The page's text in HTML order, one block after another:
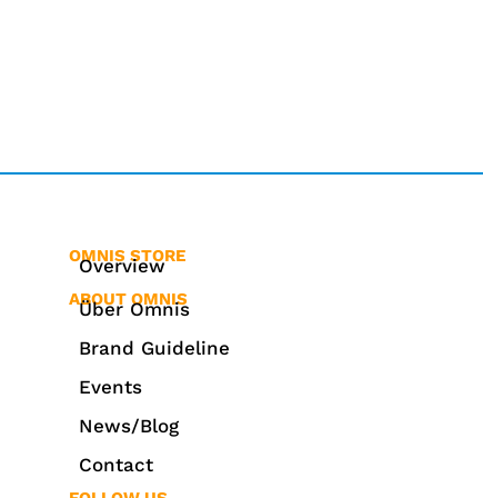
OMNIS STORE
Overview
ABOUT OMNIS
Über Omnis
Brand Guideline
Events
News/Blog
Contact